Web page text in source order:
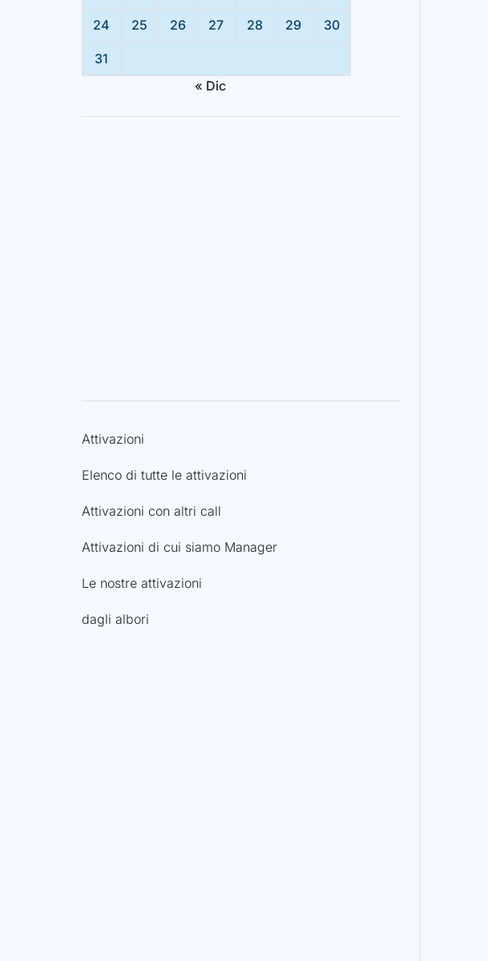
24 25 26 27 28 29 30
31
« Dic
Attivazioni
Elenco di tutte le attivazioni
Attivazioni con altri call
Attivazioni di cui siamo Manager
Le nostre attivazioni
dagli albori